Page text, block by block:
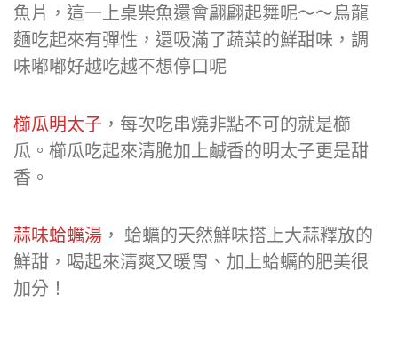
魚片，這一上桌柴魚還會翩翩起舞呢～～烏龍
麵吃起來有彈性，還吸滿了蔬菜的鮮甜味，調
味嘟嘟好越吃越不想停口呢
櫛瓜明太子 ，每次吃串燒非點不可的就是櫛
瓜。櫛瓜吃起來清脆加上鹹香的明太子更是甜
香。
蒜味蛤蠣湯 ， 蛤蠣的天然鮮味搭上大蒜釋放的
鮮甜，喝起來清爽又暖胃、加上蛤蠣的肥美很
加分！